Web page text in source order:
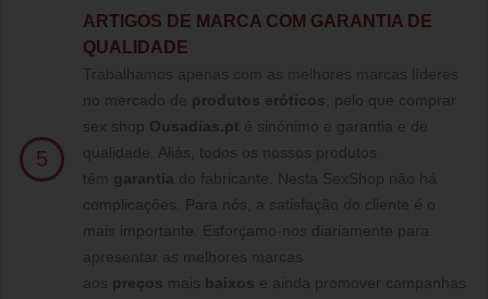
5
ARTIGOS DE MARCA COM GARANTIA DE
QUALIDADE
Trabalhamos apenas com as melhores marcas líderes
no mercado de produtos eróticos , pelo que comprar
sex shop Ousadias.pt é sinónimo e garantia e de
qualidade. Aliás, todos os nossos produtos
têm garantia do fabricante. Nesta SexShop não há
complicações. Para nós, a satisfação do cliente é o
mais importante. Esforçamo-nos diariamente para
apresentar as melhores marcas
aos preços mais baixos e ainda promover campanhas